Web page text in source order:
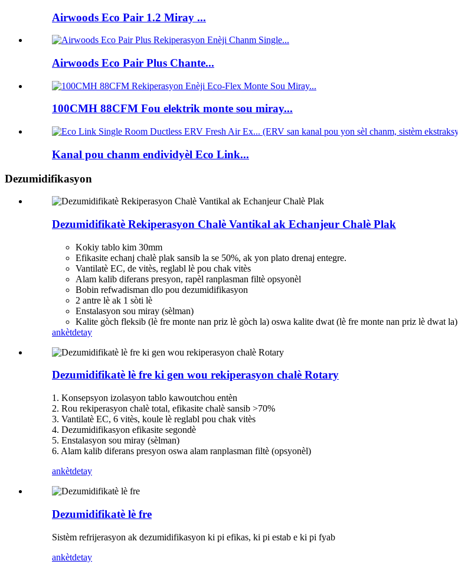
Airwoods Eco Pair 1.2 Miray ...
Airwoods Eco Pair Plus Chante...
100CMH 88CFM Fou elektrik monte sou miray...
Kanal pou chanm endividyèl Eco Link...
Dezumidifikasyon
Dezumidifikatè Rekiperasyon Chalè Vantikal ak Echanjeur Chalè Plak
Kokiy tablo kim 30mm
Efikasite echanj chalè plak sansib la se 50%, ak yon plato drenaj entegre.
Vantilatè EC, de vitès, reglabl lè pou chak vitès
Alam kalib diferans presyon, rapèl ranplasman filtè opsyonèl
Bobin refwadisman dlo pou dezumidifikasyon
2 antre lè ak 1 sòti lè
Enstalasyon sou miray (sèlman)
Kalite gòch fleksib (lè fre monte nan priz lè gòch la) oswa kalite dwat (lè fre monte nan priz lè dwat la)
ankètdetay
Dezumidifikatè lè fre ki gen wou rekiperasyon chalè Rotary
1. Konsepsyon izolasyon tablo kawoutchou entèn
2. Rou rekiperasyon chalè total, efikasite chalè sansib >70%
3. Vantilatè EC, 6 vitès, koule lè reglabl pou chak vitès
4. Dezumidifikasyon efikasite segondè
5. Enstalasyon sou miray (sèlman)
6. Alam kalib diferans presyon oswa alam ranplasman filtè (opsyonèl)
ankètdetay
Dezumidifikatè lè fre
Sistèm refrijerasyon ak dezumidifikasyon ki pi efikas, ki pi estab e ki pi fyab
ankètdetay